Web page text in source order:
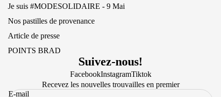
Je suis #MODESOLIDAIRE - 9 Mai
Nos pastilles de provenance
Article de presse
POINTS BRAD
Suivez-nous!
FacebookInstagramTiktok
Recevez les nouvelles trouvailles en premier
E-mail